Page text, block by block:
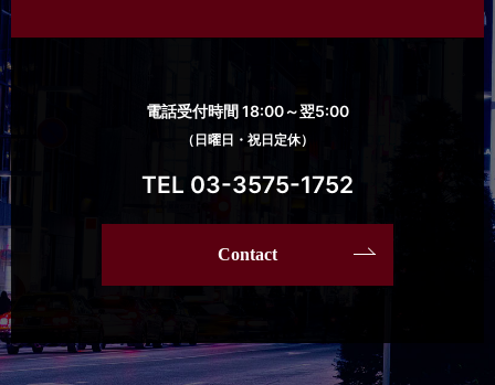
電話受付時間 18:00～翌5:00
（日曜日・祝日定休）
TEL 03-3575-1752
Contact